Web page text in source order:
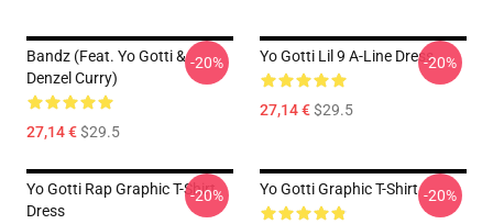
Bandz (feat. Yo Gotti &
Denzel Curry)
27,14 €$29.5
-20% Yo Gotti Lil 9 A-Line Dress
27,14 €$29.5
-20%
Yo Gotti Rap Graphic T-Shirt
Dress
-20% Yo Gotti Graphic T-Shirt -20%